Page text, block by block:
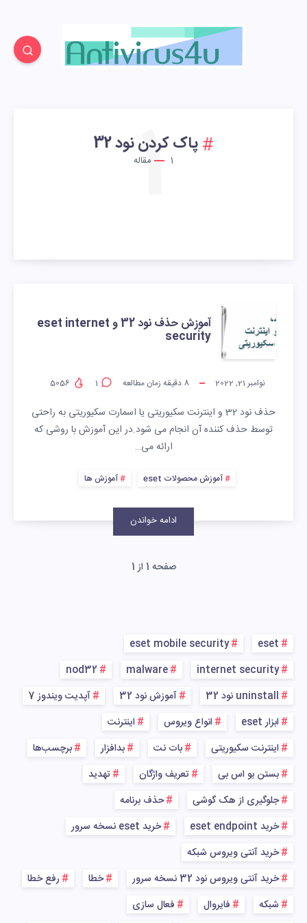
پاک کردن نود 32
1 مقاله
1
آموزش حذف نود 32 و eset internet
security
نوامبر 21, 2022 8 دقیقه زمان مطالعه 1
حذف نود 32 و اینترنت سکیوریتی یا اسمارت سکیوریتی به راحتی
توسط حذف کننده آن انجام می شود.در این آموزش با روشی که
ارائه می…
آموزش محصولات eset آموزش ها
ادامه خواندن
صفحه 1 از 1
eset
eset mobile security
internet security
malware
nod32
uninstall نود 32
آموزش نود 32
آپدیت ویندوز 7
ابزار eset
انواع ویروس
اینترنت
اینترنت سکیوریتی
بات نت بدافزار
برچسب‌ها
بستن یو اس بی
تعریف واژگان
تهدید
جلوگیری از هک گوشی
حذف برنامه
خرید eset endpoint
خرید eset نسخه سرور
خرید آنتی ویروس شبکه
خرید آنتی ویروس نود 32 نسخه سرور
خطا
رفع خطا
شبکه
فایروال فعال سازی